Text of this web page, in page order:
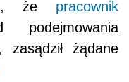
że pracownik
podejmowania
zasądził żądane